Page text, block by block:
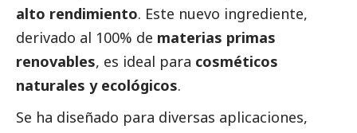
alto rendimiento. Este nuevo ingrediente,
derivado al 100% de materias primas
renovables, es ideal para cosméticos
naturales y ecológicos.
Se ha diseñado para diversas aplicaciones,